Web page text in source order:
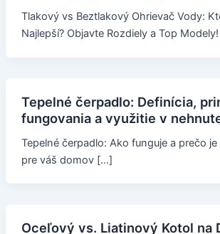
Tlakový vs Beztlakový Ohrievač Vody:
Najlepší? Objavte Rozdiely a Top
Tepelné čerpadlo: Definícia,
fungovania a využitie v
Tepelné čerpadlo: Ako funguje a prečo je
pre váš domov […]
Oceľový vs. Liatinový Kotol na